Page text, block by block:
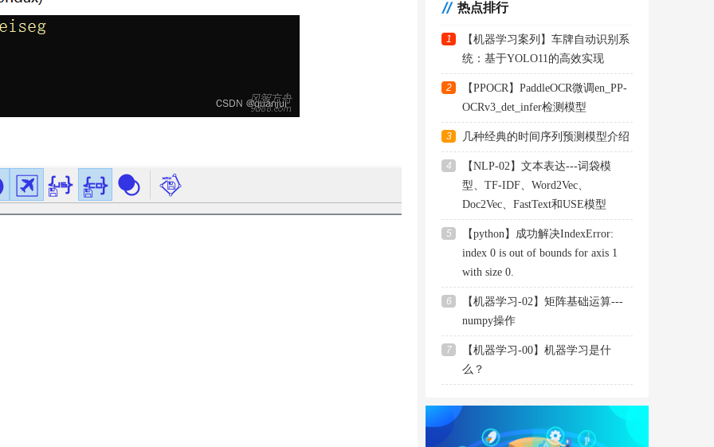
热点排行
1
【机器学习案列】车牌自动识别系
统：基于YOLO11的高效实现
2
【PPOCR】PaddleOCR微调en_PP-
OCRv3_det_infer检测模型
3 几种经典的时间序列预测模型介绍
4
【NLP-02】文本表达---词袋模
型、TF-IDF、Word2Vec、
Doc2Vec、FastText和USE模型
5
【python】成功解决IndexError:
index 0 is out of bounds for axis 1
with size 0.
6
【机器学习-02】矩阵基础运算---
numpy操作
7
【机器学习-00】机器学习是什
么？